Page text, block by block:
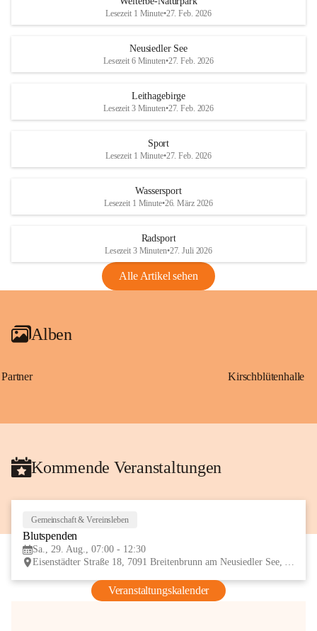
d
S
helfen wir zusammen um unsere Winzer
vor den prognostizierten Ernteausfällen
und den daraus folgenden wirtschaftlichen
Maßnahmen zur Bekämpfung
Rebe und der Amerikanischen
Anhang VBl. EU Nr. 18
1 Seite•1,4 MB
VBl. EU Nr. 18_2026
e
d
r
S
Lesezeit 1 Minute•27. Feb. 2026
Neusiedler See
Lesezeit 6 Minuten•27. Feb. 2026
Leithagebirge
Lesezeit 3 Minuten•27. Feb. 2026
Sport
Lesezeit 1 Minute•27. Feb. 2026
Wassersport
Lesezeit 1 Minute•26. März 2026
Radsport
Lesezeit 3 Minuten•27. Juli 2026
Alle Artikel sehen
Alben
Partner Kirschblütenhalle
Kommende Veranstaltungen
Gemeinschaft & Vereinsleben
Blutspenden
Sa., 29. Aug., 07:00 - 12:30
Eisenstädter Straße 18, 7091 Breitenbrunn am Neusiedler See, AUT
Veranstaltungskalender